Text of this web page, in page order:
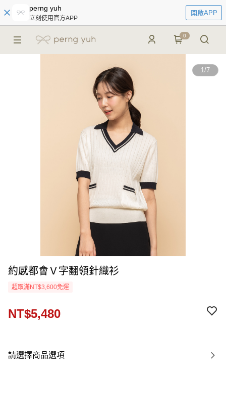
perng yuh
立刻使用官方APP
開啟APP
0
1/7
約感都會Ｖ字翻領針織衫
超取滿NT$3,600免運
NT$5,480
請選擇商品選項